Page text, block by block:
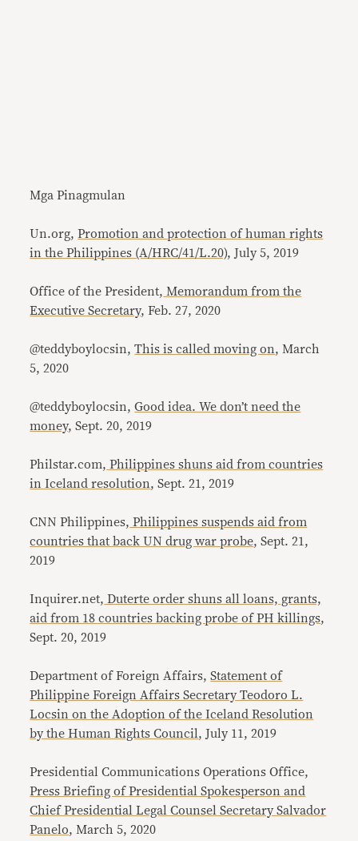
Mga Pinagmulan
Un.org,Promotion and protection of human rights
in the Philippines (A/HRC/41/L.20), July 5, 2019
Office of the President, Memorandum from the
Executive Secretary, Feb. 27, 2020
@teddyboylocsin,This is called moving on, March
5, 2020
@teddyboylocsin,Good idea. We don’t need the
money, Sept. 20, 2019
Philstar.com, Philippines shuns aid from countries
in Iceland resolution, Sept. 21, 2019
CNN Philippines, Philippines suspends aid from
countries that back UN drug war probe, Sept. 21,
2019
Inquirer.net, Duterte order shuns all loans, grants,
aid from 18 countries backing probe of PH killings,
Sept. 20, 2019
Department of Foreign Affairs,Statement of
Philippine Foreign Affairs Secretary Teodoro L.
Locsin on the Adoption of the Iceland Resolution
by the Human Rights Council , July 11, 2019
Presidential Communications Operations Office,
Press Briefing of Presidential Spokesperson and
Chief Presidential Legal Counsel Secretary Salvador
Panelo, March 5, 2020